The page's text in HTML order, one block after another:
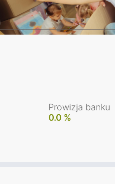
Prowizja banku
0.0 %